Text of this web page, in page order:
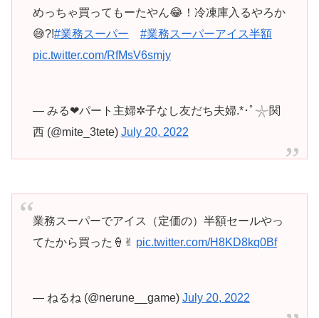
めっちゃ買ってもーたやん😂！冷凍庫入るやろか
😅?!#業務スーパー
#業務スーパーアイス半額
pic.twitter.com/RfMsV6smjy
— みる❤パート主婦✲子なし友だち夫婦.*･ﾟ𓇼関
西 (@mite_3tete) July 20, 2022
業務スーパーでアイス（定価の）半額セールやっ
てたから買った🍦✌︎ pic.twitter.com/H8KD8kq0Bf
— ねるね (@nerune__game) July 20, 2022